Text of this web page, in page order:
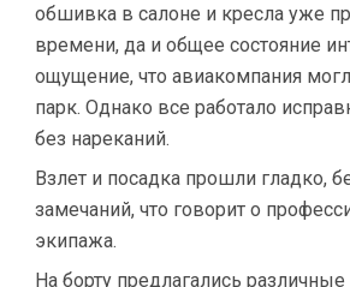
обшивка в салоне и кресла уже
времени, да и общее состояние
ощущение, что авиакомпания
парк. Однако все работало
без нареканий.
Взлет и посадка прошли гладко,
замечаний, что говорит о
экипажа.
На борту предлагались